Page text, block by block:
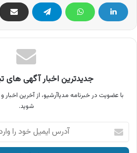
جدیدترین اخبار آگهی های
با عضویت در خبرنامه مدیاآرشیو، از آخرین اخبار
شوید.
آدرس
ایمیل
خود